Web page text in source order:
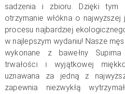
sadzenia i zbioru. Dzięki tym
otrzymanie włókna o
procesu najbardziej
w najlepszym wydaniu! Nasze
wykonane z bawełny
trwałości i wyjątkowej
uznawana za jedną z
zapewnia niezwykłą